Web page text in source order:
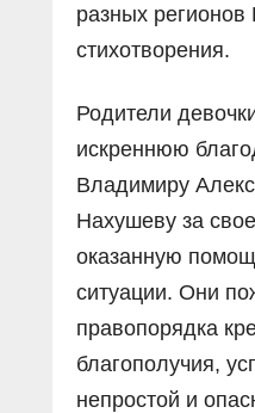
разных регионов
стихотворения.
Родители
искреннюю
Владимиру
Нахушеву за
оказанную
ситуации. Они
правопорядка
благополучия,
непростой и